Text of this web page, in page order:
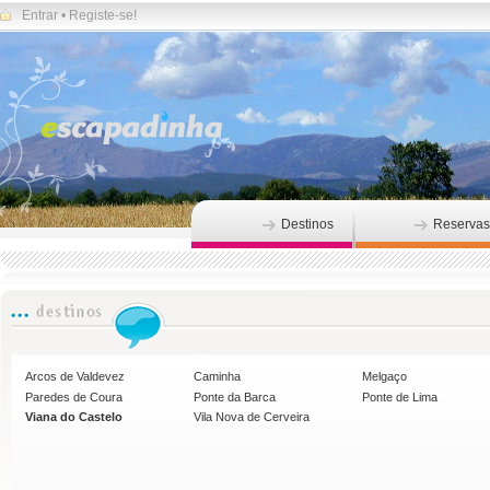
Entrar • Registe-se!
Destinos Reservas
Arcos de Valdevez Caminha
Melgaço
Paredes de Coura
Ponte da Barca
Ponte de Lima
Viana do Castelo
Vila Nova de Cerveira